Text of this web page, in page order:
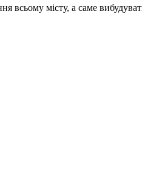
всьому місту, а саме